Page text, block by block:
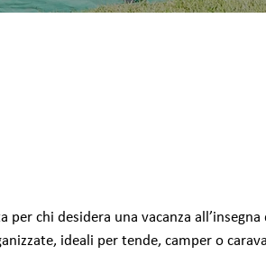
chi desidera una vacanza
ideali per tende, camper o